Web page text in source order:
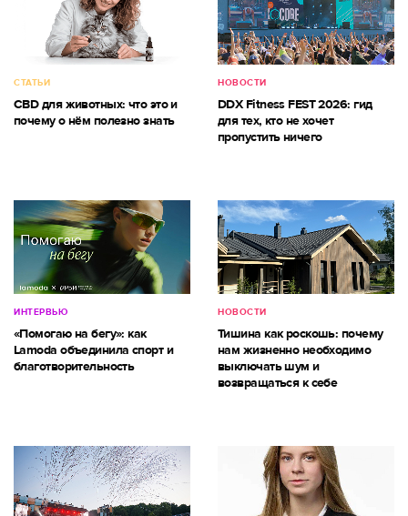
СТАТЬИ
CBD для животных: что это и
почему о нём полезно знать
НОВОСТИ
DDX Fitness FEST 2026: гид
для тех, кто не хочет
пропустить ничего
ИНТЕРВЬЮ
«Помогаю на бегу»: как
Lamoda объединила спорт и
благотворительность
НОВОСТИ
Тишина как роскошь: почему
нам жизненно необходимо
выключать шум и
возвращаться к себе